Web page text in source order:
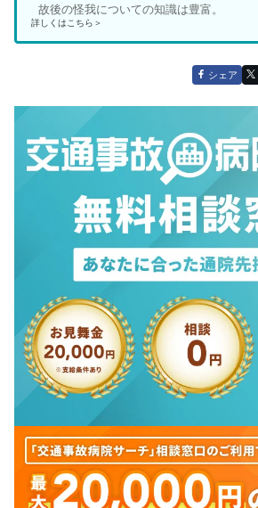
故後の怪我についての知識は豊富。
詳しくはこちら＞
シェア